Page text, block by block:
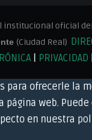
institucional oficial del
(Ciudad Real)
PRIVACIDAD
para ofrecerle la
página web.
en nuestra